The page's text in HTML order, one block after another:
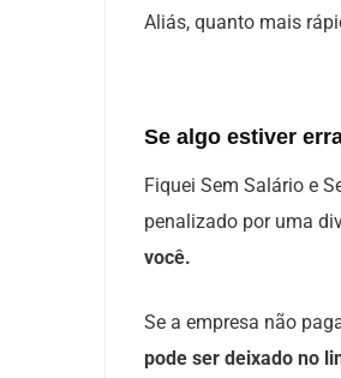
Aliás, quanto mais
Se algo estiver
Fiquei Sem Salário e
penalizado por uma
você.
Se a empresa não
pode ser deixado no